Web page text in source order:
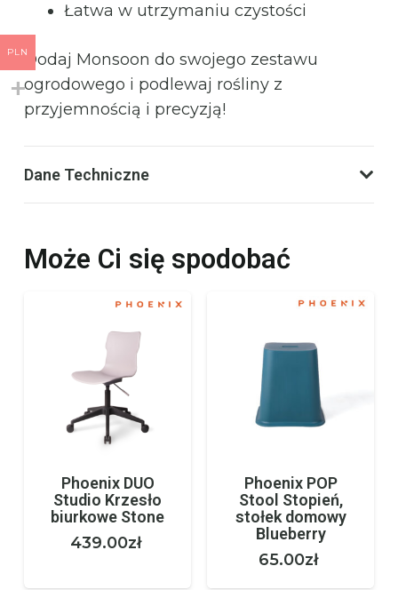
Łatwa w utrzymaniu czystości
Dodaj Monsoon do swojego zestawu
ogrodowego i podlewaj rośliny z
przyjemnością i precyzją!
Dane Techniczne
Może Ci się spodobać
Phoenix DUO
Studio Krzesło
biurkowe Stone
439.00zł
Phoenix POP
Stool Stopień,
stołek domowy
Blueberry
65.00zł
PLN